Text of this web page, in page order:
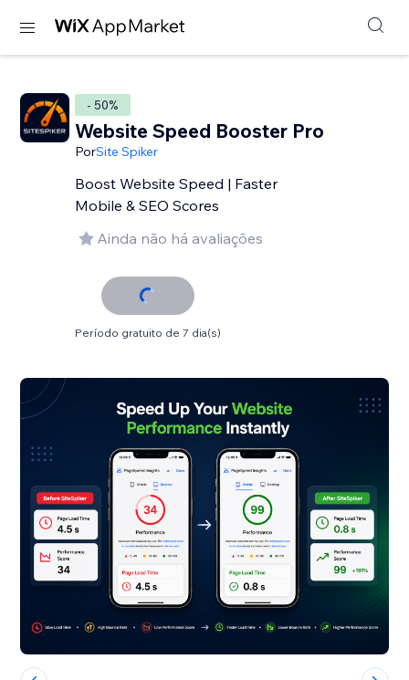
- 50%
Website Speed Booster Pro
PorSite Spiker
Boost Website Speed | Faster
Mobile & SEO Scores
Ainda não há avaliações
Período gratuito de 7 dia(s)